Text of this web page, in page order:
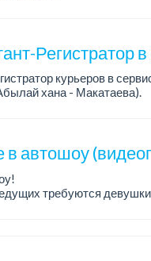
Регистратор
курьеров в
хана - Макатаева).
автошоу
требуются девушки